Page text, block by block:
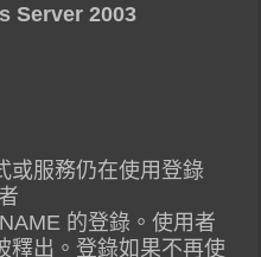
Server 2003
或服務仍在使用登錄
的登錄。使用者
釋出。登錄如果不再使